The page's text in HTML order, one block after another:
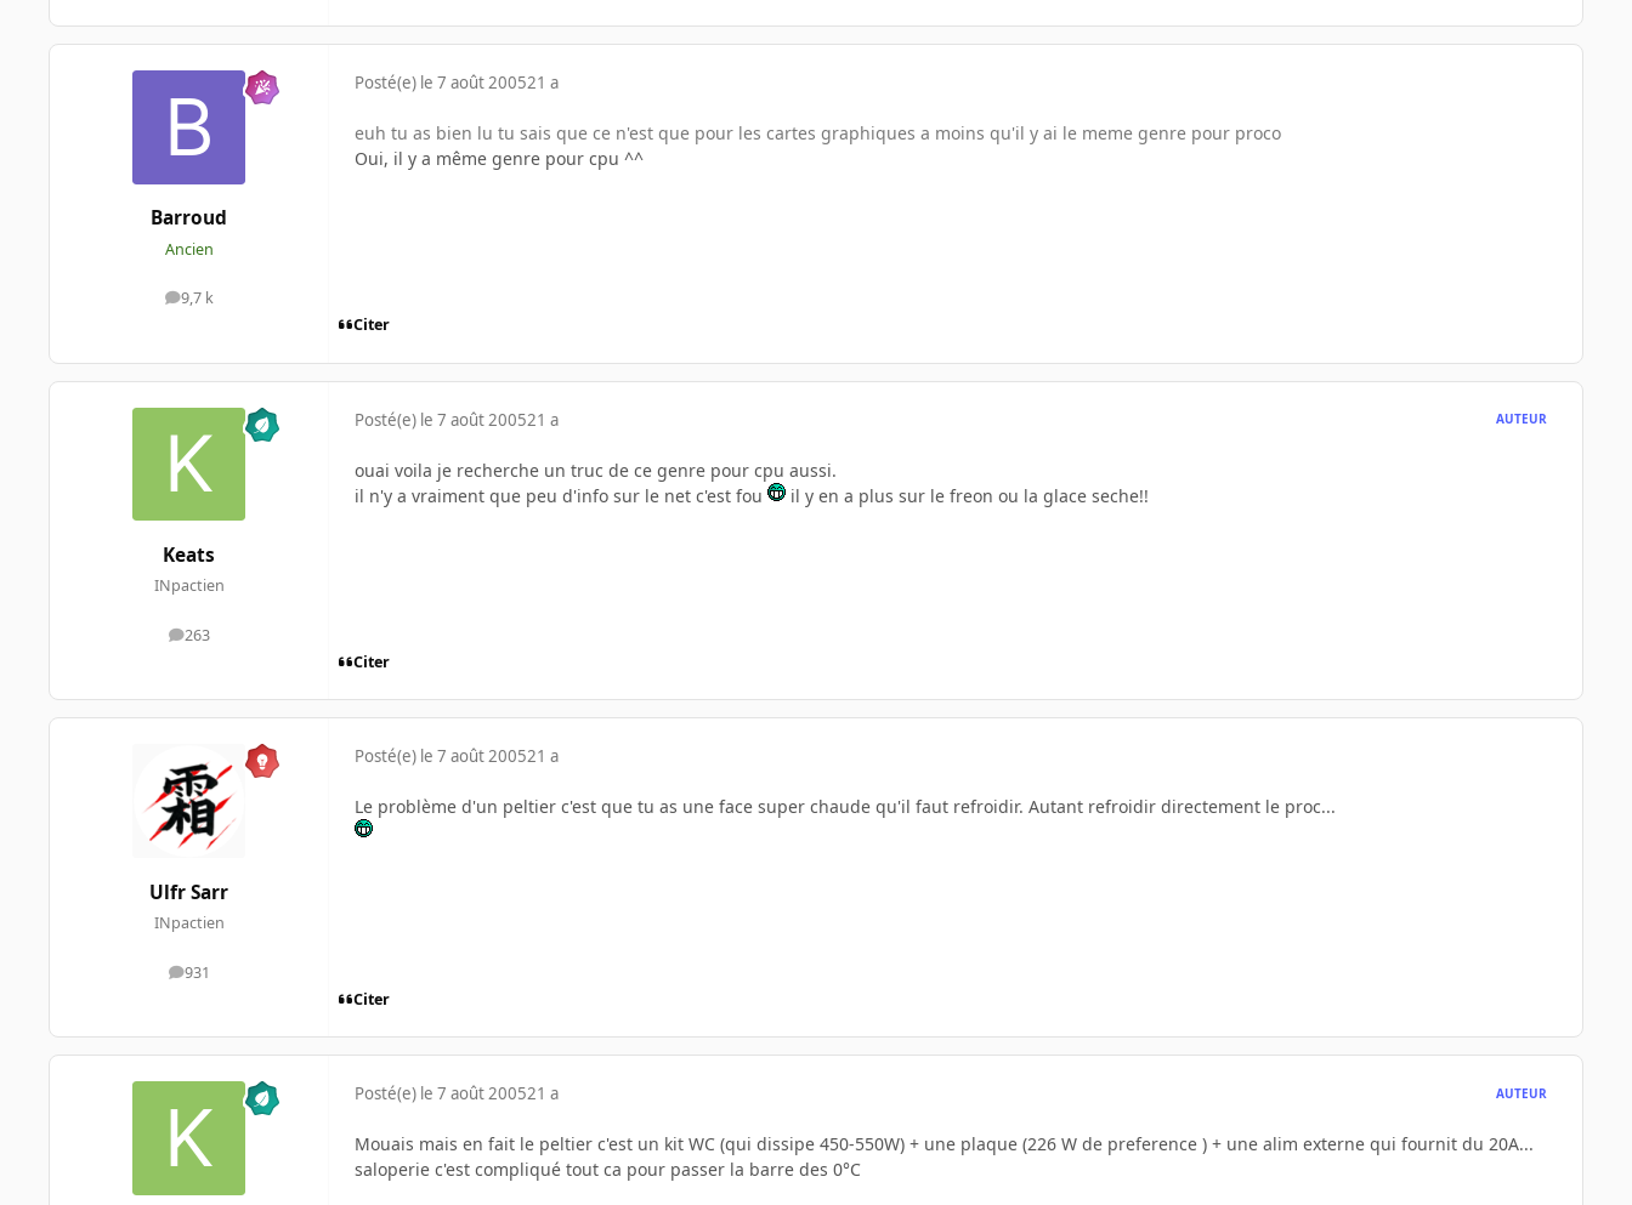
Barroud
Ancien
9,7 k
messages
Posté(e) le 7 août 200521 a
euh tu as bien lu tu sais que ce n'est que pour les cartes graphiques a moins qu'il y ai le meme genre pour proco
Oui, il y a même genre pour cpu ^^
Citer
Keats
INpactien
263
messages
Posté(e) le 7 août 200521 a AUTEUR
ouai voila je recherche un truc de ce genre pour cpu aussi.
il n'y a vraiment que peu d'info sur le net c'est fou
il y en a plus sur le freon ou la glace seche!!
Citer
Ulfr Sarr
INpactien
931
messages
Posté(e) le 7 août 200521 a
Le problème d'un peltier c'est que tu as une face super chaude qu'il faut refroidir. Autant refroidir directement le proc...
Citer
Posté(e) le 7 août 200521 a AUTEUR
Mouais mais en fait le peltier c'est un kit WC (qui dissipe 450-550W) + une plaque (226 W de preference ) + une alim externe qui fournit du 20A...
saloperie c'est compliqué tout ca pour passer la barre des 0°C